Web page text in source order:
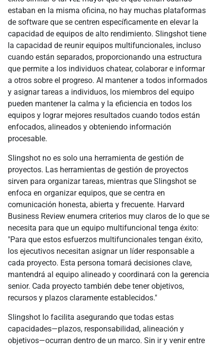
estaban en la misma oficina, no hay muchas plataformas
de software que se centren específicamente en elevar la
capacidad de equipos de alto rendimiento. Slingshot tiene
la capacidad de reunir equipos multifuncionales, incluso
cuando están separados, proporcionando una estructura
que permite a los individuos chatear, colaborar e informar
a otros sobre el progreso. Al mantener a todos informados
y asignar tareas a individuos, los miembros del equipo
pueden mantener la calma y la eficiencia en todos los
equipos y lograr mejores resultados cuando todos están
enfocados, alineados y obteniendo información
procesable.
Slingshot no es solo una herramienta de gestión de
proyectos. Las herramientas de gestión de proyectos
sirven para organizar tareas, mientras que Slingshot se
enfoca en organizar equipos, que se centra en
comunicación honesta, abierta y frecuente. Harvard
Business Review enumera criterios muy claros de lo que se
necesita para que un equipo multifuncional tenga éxito:
"Para que estos esfuerzos multifuncionales tengan éxito,
los ejecutivos necesitan asignar un líder responsable a
cada proyecto. Esta persona tomará decisiones clave,
mantendrá al equipo alineado y coordinará con la gerencia
senior. Cada proyecto también debe tener objetivos,
recursos y plazos claramente establecidos."
Slingshot lo facilita asegurando que todas estas
capacidades—plazos, responsabilidad, alineación y
objetivos—ocurran dentro de un marco. Sin ir y venir entre